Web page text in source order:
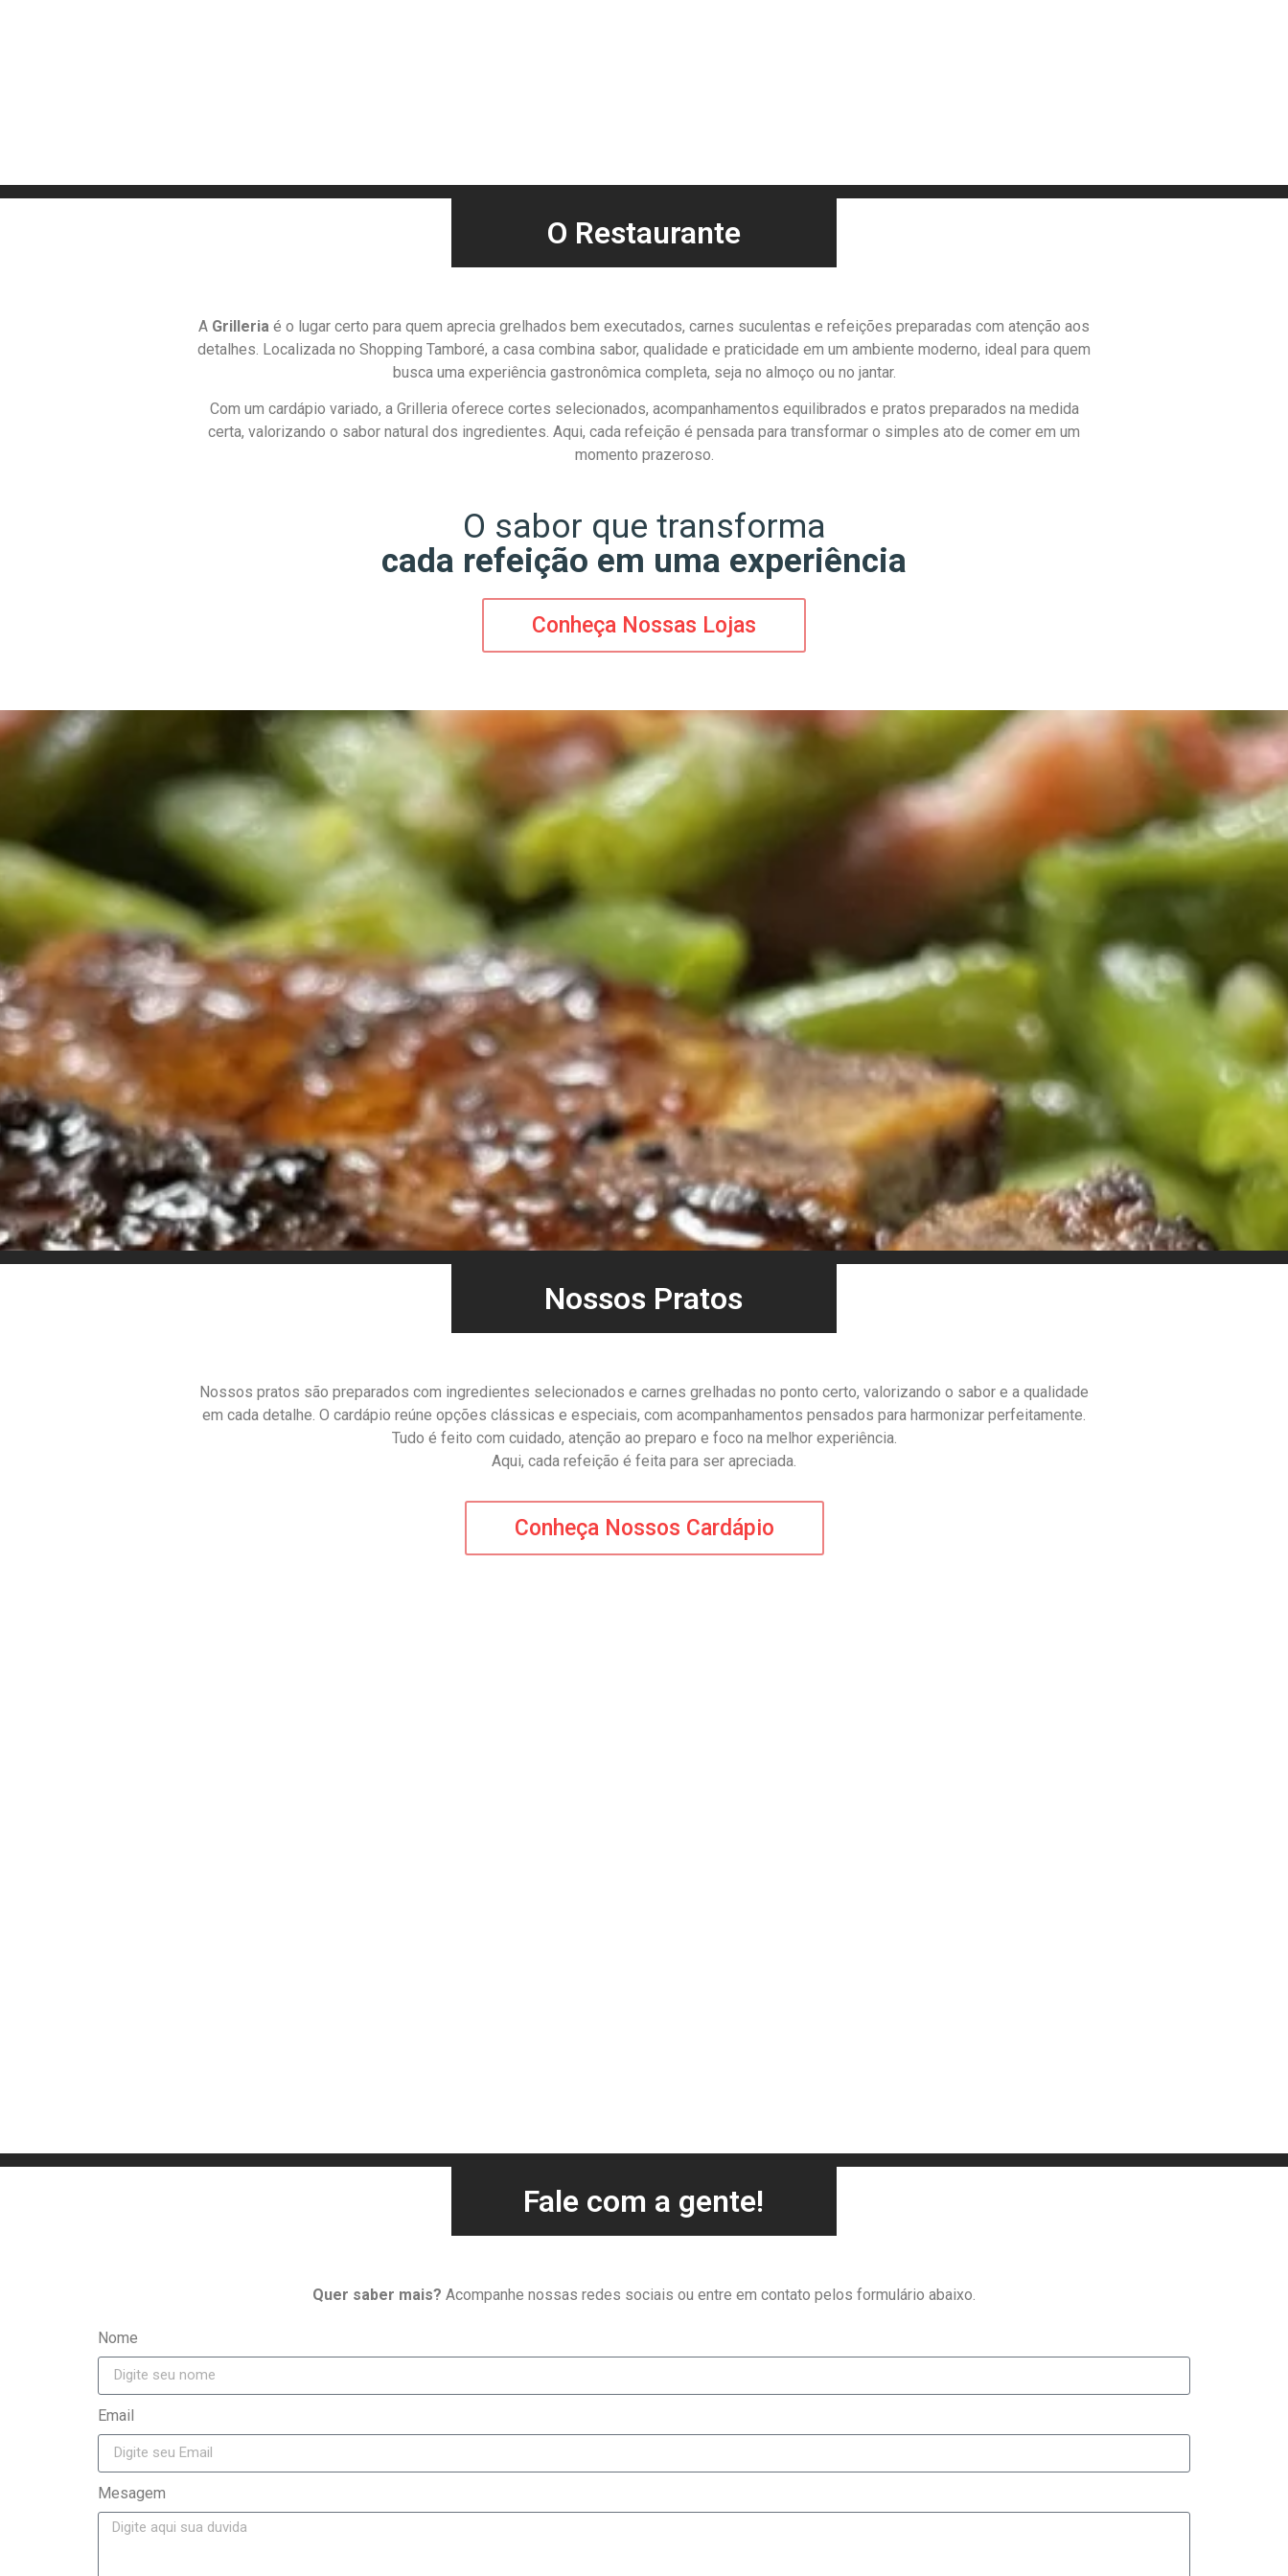
O Restaurante
A Grilleria é o lugar certo para quem aprecia grelhados bem executados, carnes suculentas e refeições preparadas com atenção aos
detalhes. Localizada no Shopping Tamboré, a casa combina sabor, qualidade e praticidade em um ambiente moderno, ideal para quem
busca uma experiência gastronômica completa, seja no almoço ou no jantar.
Com um cardápio variado, a Grilleria oferece cortes selecionados, acompanhamentos equilibrados e pratos preparados na medida
certa, valorizando o sabor natural dos ingredientes. Aqui, cada refeição é pensada para transformar o simples ato de comer em um
momento prazeroso.
O sabor que transforma
cada refeição em uma experiência
Conheça Nossas Lojas
Nossos Pratos
Nossos pratos são preparados com ingredientes selecionados e carnes grelhadas no ponto certo, valorizando o sabor e a qualidade
em cada detalhe. O cardápio reúne opções clássicas e especiais, com acompanhamentos pensados para harmonizar perfeitamente.
Tudo é feito com cuidado, atenção ao preparo e foco na melhor experiência.
Aqui, cada refeição é feita para ser apreciada.
Conheça Nossos Cardápio
Fale com a gente!
Quer saber mais? Acompanhe nossas redes sociais ou entre em contato pelos formulário abaixo.
Nome
Email
Mesagem